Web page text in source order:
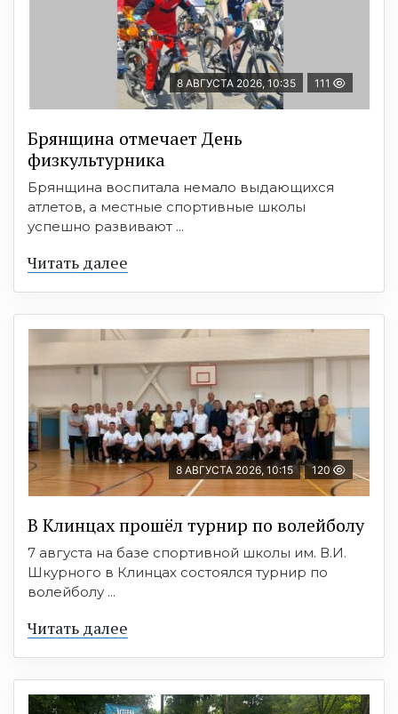
8 АВГУСТА 2026, 10:35 111
Брянщина отмечает День
физкультурника
Брянщина воспитала немало выдающихся
атлетов, а местные спортивные школы
успешно развивают ...
Читать далее
8 АВГУСТА 2026, 10:15 120
В Клинцах прошёл турнир по волейболу
7 августа на базе спортивной школы им. В.И.
Шкурного в Клинцах состоялся турнир по
волейболу ...
Читать далее